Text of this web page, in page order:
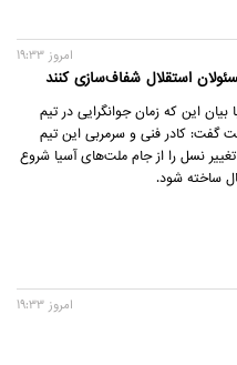
استقلال شفاف‌سازی کنند
امروز 19:33
بیان این که زمان جوانگرایی در تیم
گفت: کادر فنی و سرمربی این تیم
تغییر نسل را از جام ملت‌های آسیا شروع
ساخته شود.
امروز 19:33